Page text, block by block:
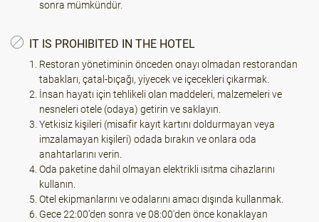
sonra mümkündür.
IT IS PROHIBITED IN THE HOTEL
Restoran yönetiminin önceden onayı olmadan restorandan
tabakları, çatal-bıçağı, yiyecek ve içecekleri çıkarmak.
İnsan hayatı için tehlikeli olan maddeleri, malzemeleri ve
nesneleri otele (odaya) getirin ve saklayın.
Yetkisiz kişileri (misafir kayıt kartını doldurmayan veya
imzalamayan kişileri) odada bırakın ve onlara oda
anahtarlarını verin.
Oda paketine dahil olmayan elektrikli ısıtma cihazlarını
kullanın.
Otel ekipmanlarını ve odalarını amacı dışında kullanmak.
Gece 22:00'den sonra ve 08:00'den önce konaklayan